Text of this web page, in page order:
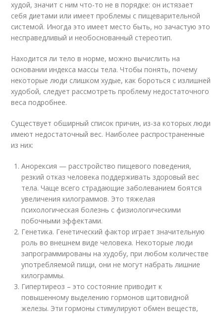
худой, значит с ним что-то не в порядке: он истязает
себя диетами или имеет проблемы с пищеварительной
системой. Иногда это имеет место быть, но зачастую это
несправедливый и необоснованный стереотип.
Находится ли тело в норме, можно вычислить на
основании индекса массы тела. Чтобы понять, почему
некоторые люди слишком худые, как бороться с излишней
худобой, следует рассмотреть проблему недостаточного
веса подробнее.
Существует обширный список причин, из-за которых люди
имеют недостаточный вес. Наиболее распространенные
из них:
Анорексия — расстройство пищевого поведения,
резкий отказ человека поддерживать здоровый вес
тела. Чаще всего страдающие заболеванием боятся
увеличения килограммов. Это тяжелая
психологическая болезнь с физиологическими
побочными эффектами.
Генетика. Генетический фактор играет значительную
роль во внешнем виде человека. Некоторые люди
запрограммированы на худобу, при любом количестве
употребляемой пищи, они не могут набрать лишние
килограммы.
Гипертиреоз – это состояние приводит к
повышенному выделению гормонов щитовидной
железы. Эти гормоны стимулируют обмен веществ,